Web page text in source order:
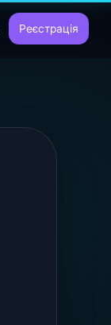
Реєстрація